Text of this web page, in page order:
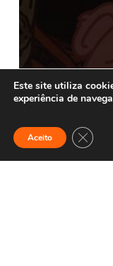
Este site utiliza
experiência de
Aceito Close